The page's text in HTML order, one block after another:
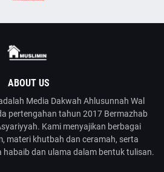
ABOUT US
Media Dakwah Ahlusunnah Wal
pertengahan tahun 2017 Bermazhab
Kami menyajikan berbagai
materi khutbah dan ceramah, serta
habaib dan ulama dalam bentuk tulisan.